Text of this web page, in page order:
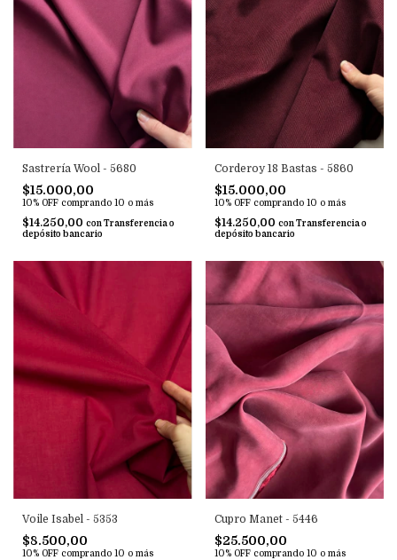
Sastrería Wool - 5680
$15.000,00
10% OFF comprando 10 o más
$14.250,00 con Transferencia o
depósito bancario
Corderoy 18 Bastas - 5860
$15.000,00
10% OFF comprando 10 o más
$14.250,00 con Transferencia o
depósito bancario
Voile Isabel - 5353
$8.500,00
10% OFF comprando 10 o más
Cupro Manet - 5446
$25.500,00
10% OFF comprando 10 o más